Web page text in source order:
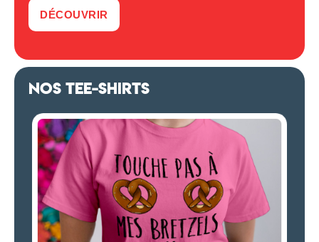
DÉCOUVRIR
NOS TEE-SHIRTS